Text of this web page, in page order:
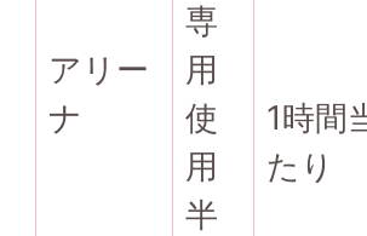
アリー
ナ
専
用
使
用
半
1時間
たり